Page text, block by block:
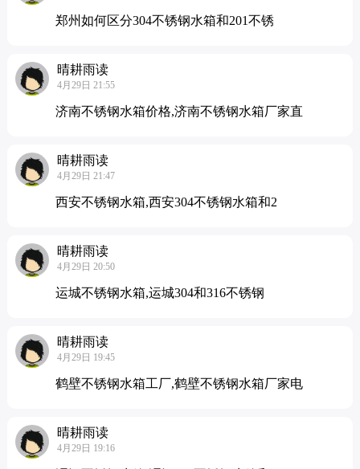
郑州如何区分304不锈钢水箱和201不锈
晴耕雨读
4月29日 21:55
济南不锈钢水箱价格,济南不锈钢水箱厂家直
晴耕雨读
4月29日 21:47
西安不锈钢水箱,西安304不锈钢水箱和2
晴耕雨读
4月29日 20:50
运城不锈钢水箱,运城304和316不锈钢
晴耕雨读
4月29日 19:45
鹤壁不锈钢水箱工厂,鹤壁不锈钢水箱厂家电
晴耕雨读
4月29日 19:16